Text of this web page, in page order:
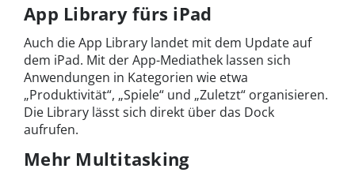
App Library fürs iPad
Auch die App Library landet mit dem Update auf
dem iPad. Mit der App-Mediathek lassen sich
Anwendungen in Kategorien wie etwa
„Produktivität“, „Spiele“ und „Zuletzt“ organisieren.
Die Library lässt sich direkt über das Dock
aufrufen.
Mehr Multitasking